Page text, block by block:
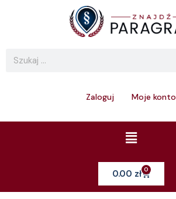
Search
Zaloguj Moje konto
Menu
0.00 zł 0Cart